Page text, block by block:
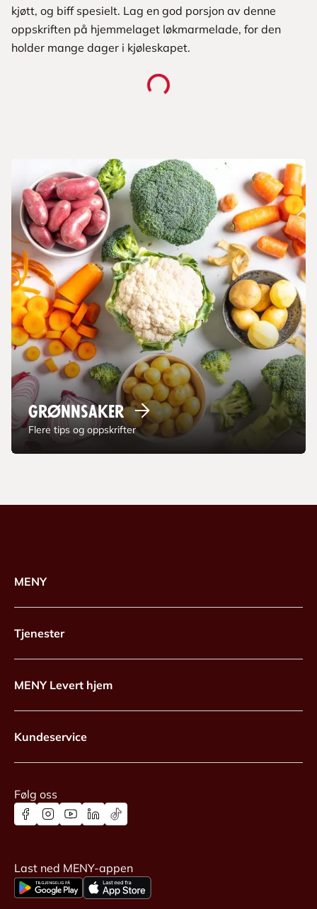
kjøtt, og biff spesielt. Lag en god porsjon av denne
oppskriften på hjemmelaget løkmarmelade, for den
holder mange dager i kjøleskapet.
Grønnsaker
Flere tips og oppskrifter
MENY
Tjenester
MENY Levert hjem
Kundeservice
Følg oss
Last ned MENY-appen